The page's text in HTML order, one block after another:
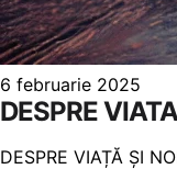
6 februarie 2025
DESPRE
DESPRE VIAȚĂ ȘI